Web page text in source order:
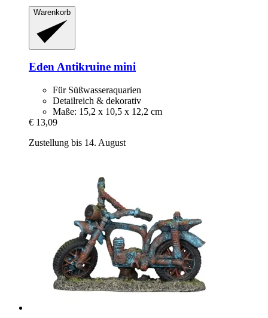
Warenkorb
EdenAntikruine mini
Für Süßwasseraquarien
Detailreich & dekorativ
Maße: 15,2 x 10,5 x 12,2 cm
€ 13,09
Zustellung bis 14. August